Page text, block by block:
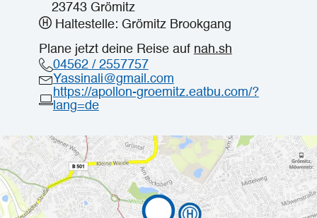
23743 Grömitz
Haltestelle: Grömitz Brookgang
Plane jetzt deine Reise auf nah.sh
04562 / 2557757
Yassinali@gmail.com
https://apollon-groemitz.eatbu.com/?
lang=de